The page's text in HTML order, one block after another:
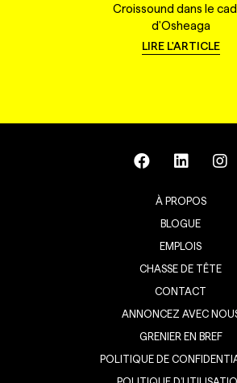
Croissound dans le
d'Osheaga
LIRE L'ARTICLE
À PROPOS
BLOGUE
EMPLOIS
CHASSE DE TÊTE
CONTACT
ANNONCEZ AVEC
GRENIER EN BREF
POLITIQUE DE